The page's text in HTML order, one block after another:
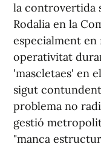
la controvertida
Rodalia en la
especialment en
operativitat
'mascletaes' en
sigut
problema no
gestió
"manca